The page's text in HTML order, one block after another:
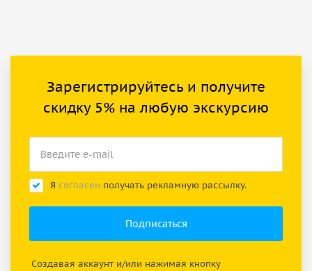
Зарегистрируйтесь и получите
скидку 5% на любую экскурсию
Я согласен получать рекламную рассылку.
Создавая аккаунт и/или нажимая кнопку